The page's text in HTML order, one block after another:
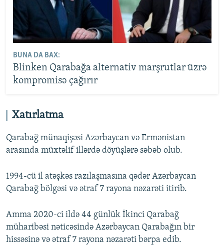
BUNA DA BAX:
Blinken Qarabağa alternativ marşrutlar üzrə
kompromisə çağırır
Xatırlatma
Qarabağ münaqişəsi Azərbaycan və Ermənistan
arasında müxtəlif illərdə döyüşlərə səbəb olub.
1994-cü il atəşkəs razılaşmasına qədər Azərbaycan
Qarabağ bölgəsi və ətraf 7 rayona nəzarəti itirib.
Amma 2020-ci ildə 44 günlük İkinci Qarabağ
müharibəsi nəticəsində Azərbaycan Qarabağın bir
hissəsinə və ətraf 7 rayona nəzarəti bərpa edib.